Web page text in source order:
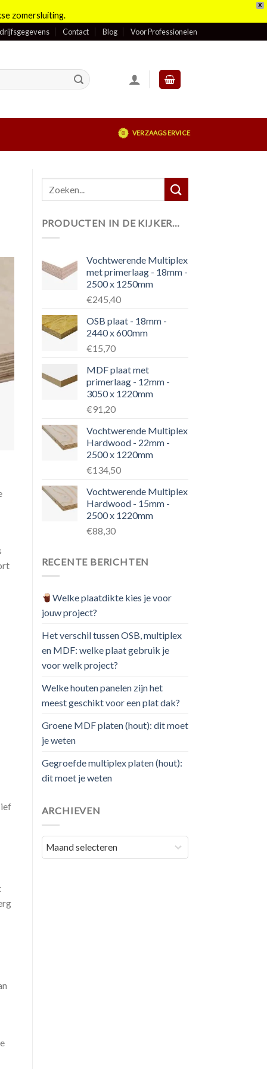
X
zomersluiting.
Contact Blog Voor Professionelen
VERZAAGSERVICE
PRODUCTEN IN DE KIJKER…
Vochtwerende Multiplex
met primerlaag - 18mm -
2500 x 1250mm
€245,40
OSB plaat - 18mm -
2440 x 600mm
€15,70
MDF plaat met
primerlaag - 12mm -
3050 x 1220mm
€91,20
Vochtwerende Multiplex
Hardwood - 22mm -
2500 x 1220mm
€134,50
Vochtwerende Multiplex
Hardwood - 15mm -
2500 x 1220mm
€88,30
RECENTE BERICHTEN
Welke plaatdikte kies je voor
jouw project?
Het verschil tussen OSB, multiplex
en MDF: welke plaat gebruik je
voor welk project?
Welke houten panelen zijn het
meest geschikt voor een plat dak?
Groene MDF platen (hout): dit moet
je weten
Gegroefde multiplex platen (hout):
dit moet je weten
ARCHIEVEN
Archieven